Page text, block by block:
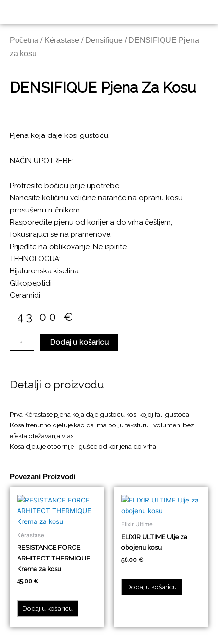
content
Početna / Kérastase / Densifique / DENSIFIQUE Pjena
za kosu
DENSIFIQUE Pjena Za Kosu
Pjena koja daje kosi gustoću.
NAČIN UPOTREBE:
Protresite bočicu prije upotrebe.
Nanesite količinu veličine naranče na opranu kosu
prosušenu ručnikom.
Rasporedite pjenu od korijena do vrha češljem,
fokusirajući se na pramenove.
Prijeđite na oblikovanje. Ne ispirite.
TEHNOLOGIJA:
Hijaluronska kiselina
Glikopeptidi
Ceramidi
43.00€
Pjena
količina
Dodaj u košaricu
Detalji o proizvodu
Prva Kérastase pjena koja daje gustoću kosi kojoj fali gustoća.
Kosa trenutno djeluje kao da ima bolju teksturu i volumen, bez
efekta otežavanja vlasi.
Kosa djeluje otpornije i gušće od korijena do vrha.
Povezani Proizvodi
Kérastase
RESISTANCE FORCE
ARHITECT THERMIQUE
Krema za kosu
45.00 €
Dodaj u košaricu
Elixir Ultime
ELIXIR ULTIME Ulje za
obojenu kosu
56.00 €
Dodaj u košaricu